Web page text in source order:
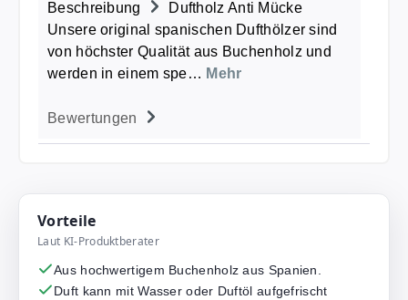
Beschreibung
Duftholz Anti Mücke
Unsere original spanischen Dufthölzer sind
von höchster Qualität aus Buchenholz und
werden in einem spe… Mehr
Bewertungen
Vorteile
Laut KI-Produktberater
Aus hochwertigem Buchenholz aus Spanien.
Duft kann mit Wasser oder Duftöl aufgefrischt